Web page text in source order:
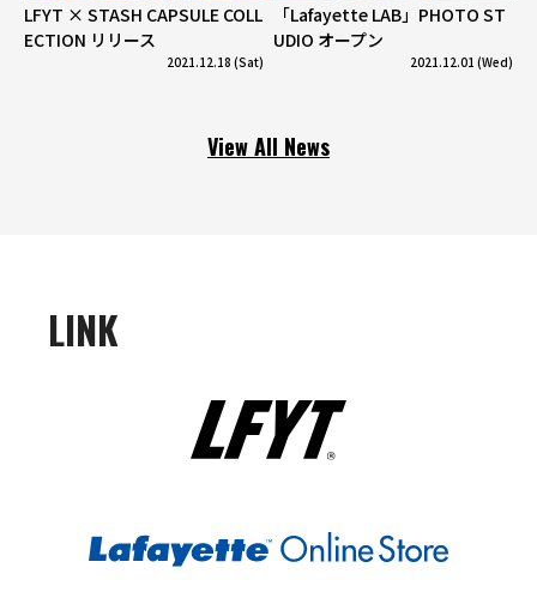
LFYT × STASH CAPSULE COLL
ECTION リリース
2021.12.18 (Sat)
「Lafayette LAB」PHOTO ST
UDIO オープン
2021.12.01 (Wed)
View All News
LINK